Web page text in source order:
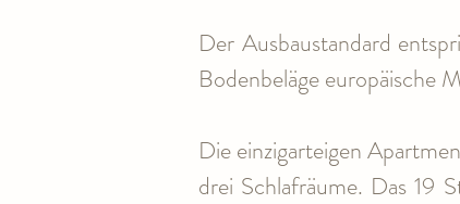
Der Ausbaustandard
Bodenbeläge europäische
Die einzigarteigen
drei Schlafräume. Das 19